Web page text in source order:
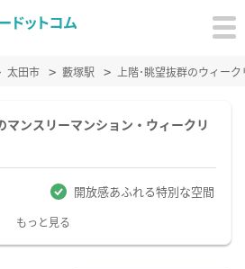
太田市 藪塚駅 上階･眺望抜群のウィー
マンスリーマンション・ウィークリ
開放感あふれる特別な空間
もっと見る